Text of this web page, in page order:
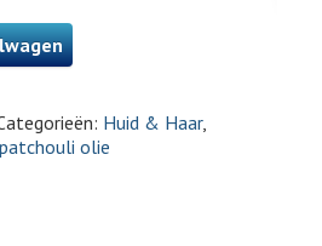
Huid & Haar,
patchouli olie